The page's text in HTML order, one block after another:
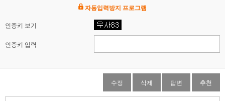
자동입력방지 프로그램
인증키 보기
인증키 입력
수정 삭제 답변 추천